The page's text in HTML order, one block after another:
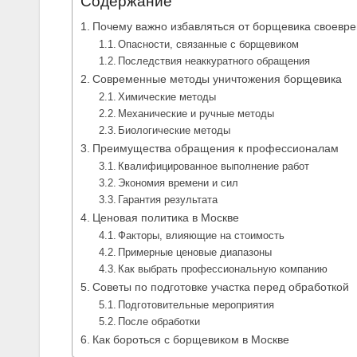
Почему важно избавляться от борщевика
Опасности, связанные с борщевиком
Последствия неаккуратного обращения
Современные методы уничтожения борщевика
Химические методы
Механические и ручные методы
Биологические методы
Преимущества обращения к профессионалам
Квалифицированное выполнение работ
Экономия времени и сил
Гарантия результата
Ценовая политика в Москве
Факторы, влияющие на стоимость
Примерные ценовые диапазоны
Как выбрать профессиональную компанию
Советы по подготовке участка перед обработкой
Подготовительные мероприятия
После обработки
Как бороться с борщевиком в Москве